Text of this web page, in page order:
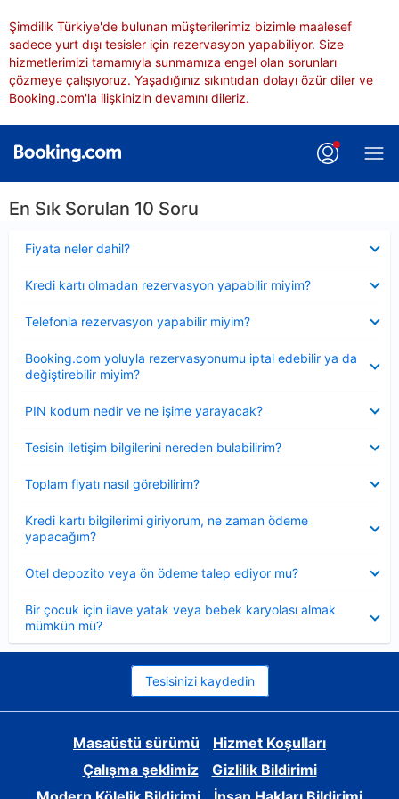
Şimdilik Türkiye'de bulunan müşterilerimiz bizimle maalesef
sadece yurt dışı tesisler için rezervasyon yapabiliyor. Size
hizmetlerimizi tamamıyla sunmamıza engel olan sorunları
çözmeye çalışıyoruz. Yaşadığınız sıkıntıdan dolayı özür diler ve
Booking.com'la ilişkinizin devamını dileriz.
En Sık Sorulan 10 Soru
Fiyata neler dahil?
Kredi kartı olmadan rezervasyon yapabilir miyim?
Telefonla rezervasyon yapabilir miyim?
Booking.com yoluyla rezervasyonumu iptal edebilir ya da
değiştirebilir miyim?
PIN kodum nedir ve ne işime yarayacak?
Tesisin iletişim bilgilerini nereden bulabilirim?
Toplam fiyatı nasıl görebilirim?
Kredi kartı bilgilerimi giriyorum, ne zaman ödeme
yapacağım?
Otel depozito veya ön ödeme talep ediyor mu?
Bir çocuk için ilave yatak veya bebek karyolası almak
mümkün mü?
Tesisinizi kaydedin
Masaüstü sürümü
Hizmet Koşulları
Çalışma şeklimiz
Gizlilik Bildirimi